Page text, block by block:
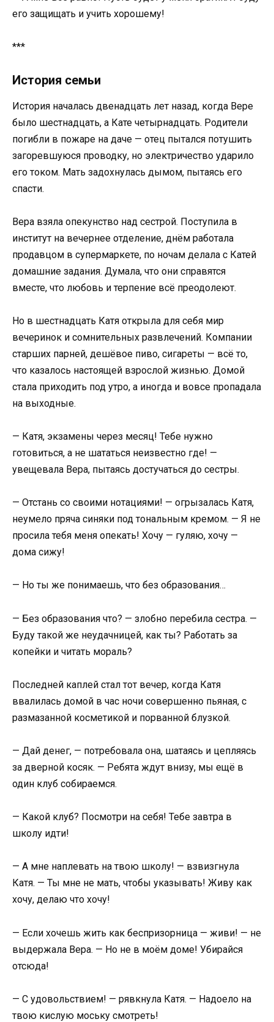
его защищать и учить хорошему!
***
История семьи
История началась двенадцать лет назад, когда Вере
было шестнадцать, а Кате четырнадцать. Родители
погибли в пожаре на даче — отец пытался потушить
загоревшуюся проводку, но электричество ударило
его током. Мать задохнулась дымом, пытаясь его
спасти.
Вера взяла опекунство над сестрой. Поступила в
институт на вечернее отделение, днём работала
продавцом в супермаркете, по ночам делала с Катей
домашние задания. Думала, что они справятся
вместе, что любовь и терпение всё преодолеют.
Но в шестнадцать Катя открыла для себя мир
вечеринок и сомнительных развлечений. Компании
старших парней, дешёвое пиво, сигареты — всё то,
что казалось настоящей взрослой жизнью. Домой
стала приходить под утро, а иногда и вовсе пропадала
на выходные.
— Катя, экзамены через месяц! Тебе нужно
готовиться, а не шататься неизвестно где! —
увещевала Вера, пытаясь достучаться до сестры.
— Отстань со своими нотациями! — огрызалась Катя,
неумело пряча синяки под тональным кремом. — Я не
просила тебя меня опекать! Хочу — гуляю, хочу —
дома сижу!
— Но ты же понимаешь, что без образования…
— Без образования что? — злобно перебила сестра. —
Буду такой же неудачницей, как ты? Работать за
копейки и читать мораль?
Последней каплей стал тот вечер, когда Катя
ввалилась домой в час ночи совершенно пьяная, с
размазанной косметикой и порванной блузкой.
— Дай денег, — потребовала она, шатаясь и цепляясь
за дверной косяк. — Ребята ждут внизу, мы ещё в
один клуб собираемся.
— Какой клуб? Посмотри на себя! Тебе завтра в
школу идти!
— А мне наплевать на твою школу! — взвизгнула
Катя. — Ты мне не мать, чтобы указывать! Живу как
хочу, делаю что хочу!
— Если хочешь жить как беспризорница — живи! — не
выдержала Вера. — Но не в моём доме! Убирайся
отсюда!
— С удовольствием! — рявкнула Катя. — Надоело на
твою кислую моську смотреть!